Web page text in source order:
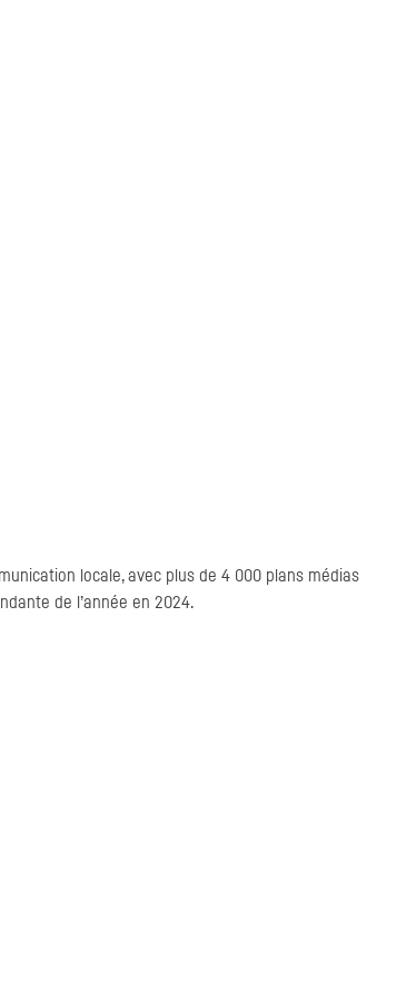
locale, avec plus de 4 000 plans médias
de l’année en 2024.